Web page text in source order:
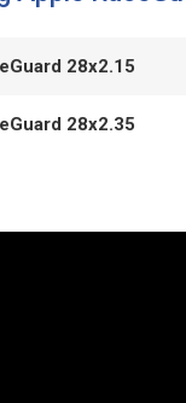
28x2.15
28x2.35